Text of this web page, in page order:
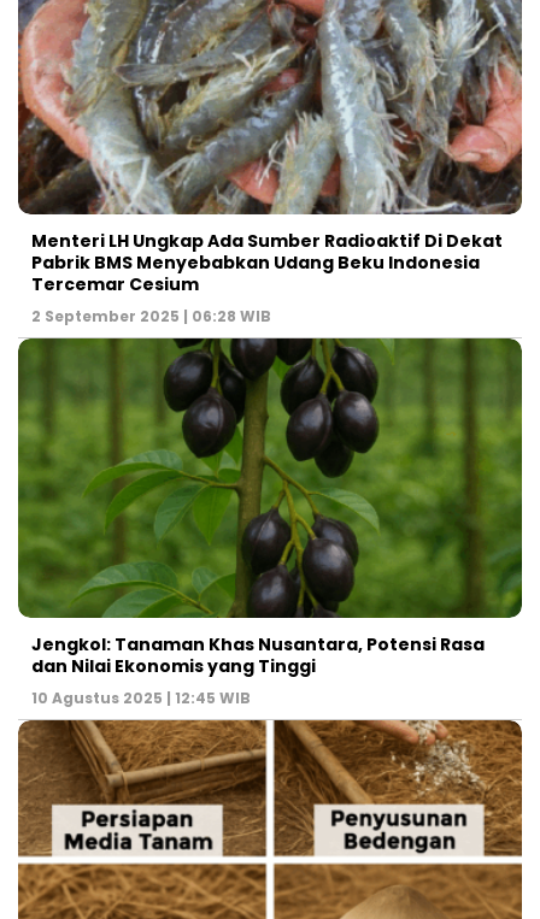
Menteri LH Ungkap Ada Sumber Radioaktif Di Dekat
Pabrik BMS Menyebabkan Udang Beku Indonesia
Tercemar Cesium
2 September 2025 | 06:28 WIB
Jengkol: Tanaman Khas Nusantara, Potensi Rasa
dan Nilai Ekonomis yang Tinggi
10 Agustus 2025 | 12:45 WIB